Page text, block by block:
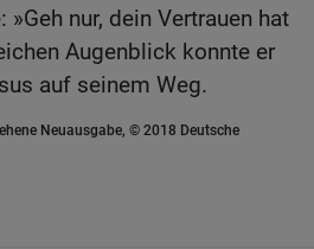
nur, dein Vertrauen hat
Augenblick konnte er
auf seinem Weg.
Neuausgabe, © 2018 Deutsche